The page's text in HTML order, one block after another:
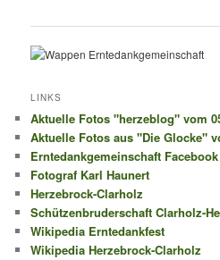
LINKS
Aktuelle Fotos "herzeblog" vom
Aktuelle Fotos aus "Die Glocke"
Erntedankgemeinschaft Facebook
Fotograf Karl Haunert
Herzebrock-Clarholz
Schützenbruderschaft Clarholz-
Wikipedia Erntedankfest
Wikipedia Herzebrock-Clarholz